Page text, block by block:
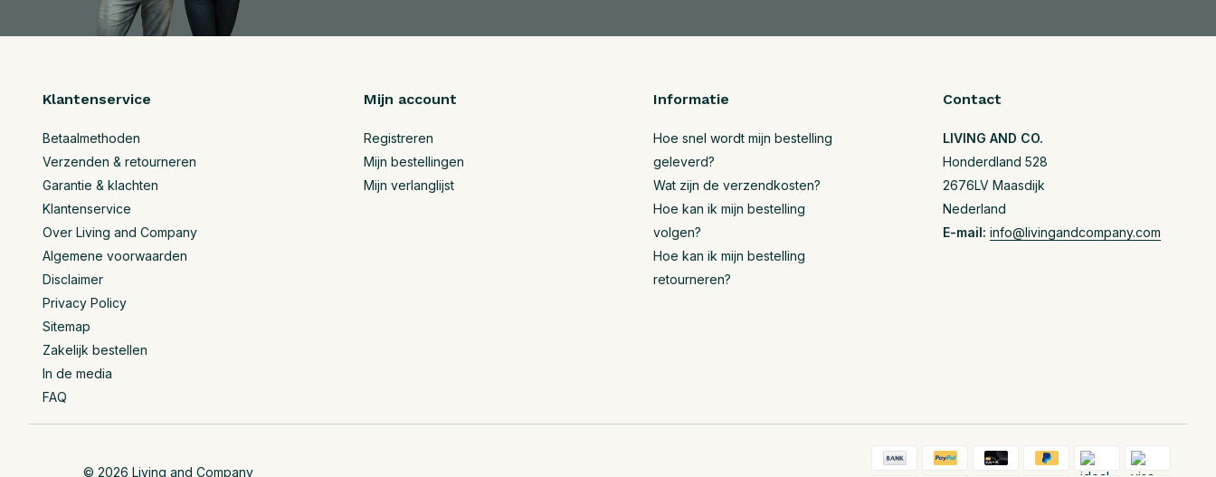
Klantenservice
Betaalmethoden
Verzenden & retourneren
Garantie & klachten
Klantenservice
Over Living and Company
Algemene voorwaarden
Disclaimer
Privacy Policy
Sitemap
Zakelijk bestellen
In de media
FAQ
Mijn account
Registreren
Mijn bestellingen
Mijn verlanglijst
Informatie
Hoe snel wordt mijn bestelling
geleverd?
Wat zijn de verzendkosten?
Hoe kan ik mijn bestelling
volgen?
Hoe kan ik mijn bestelling
retourneren?
Contact
LIVING AND CO.
Honderdland 528
2676LV Maasdijk
Nederland
E-mail: info@livingandcompany.com
© 2026 Living and Company